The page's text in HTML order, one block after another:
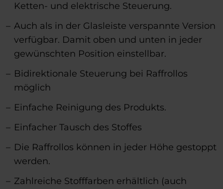
Ketten- und elektrische Steuerung.
Auch als in der Glasleiste verspannte Version
verfügbar. Damit oben und unten in jeder
gewünschten Position einstellbar.
Bidirektionale Steuerung bei Raffrollos
möglich
Einfache Reinigung des Produkts.
Einfacher Tausch des Stoffes
Die Raffrollos können in jeder Höhe gestoppt
werden.
Zahlreiche Stofffarben erhältlich (auch